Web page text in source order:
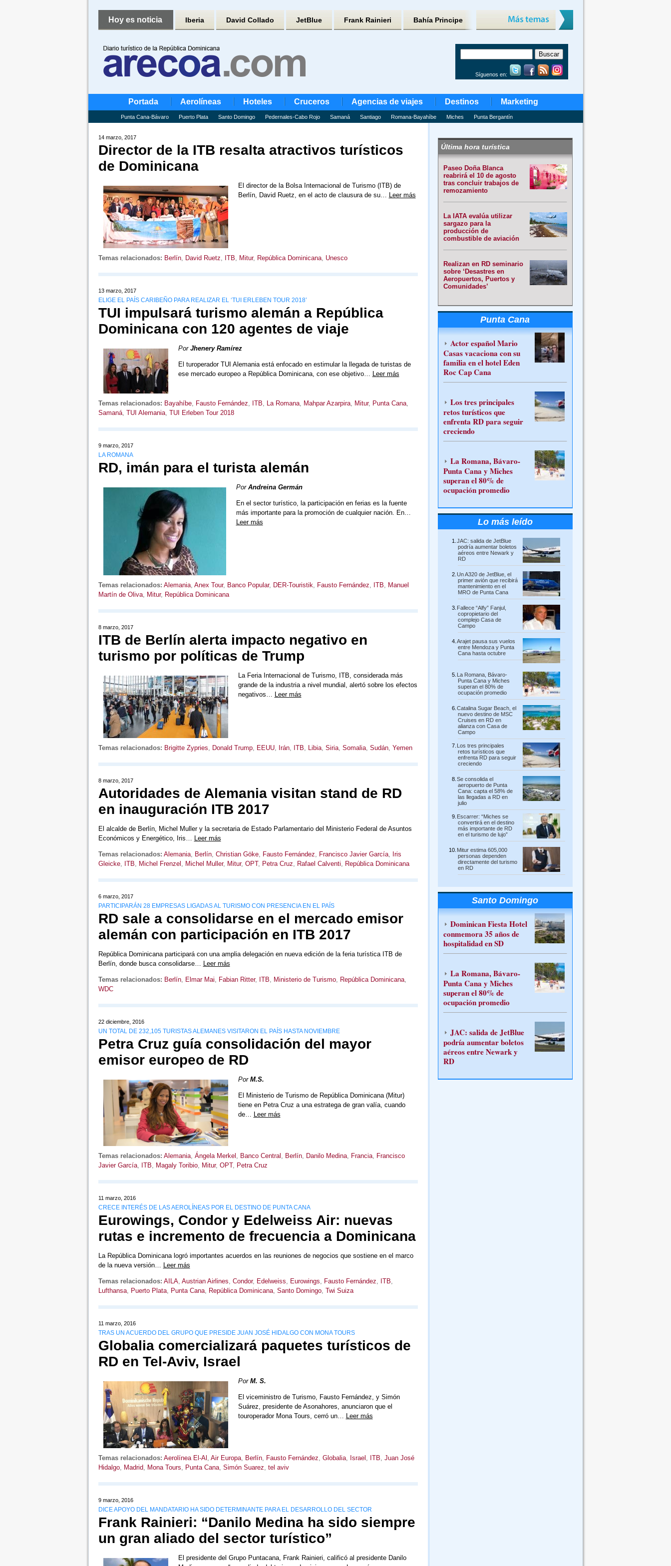
Hoy es noticia Iberia David Collado JetBlue Frank Rainieri Bahía Principe
Síguenos en:
Portada Aerolíneas Hoteles Cruceros Agencias de viajes Destinos Marketing
Punta Cana-Bávaro Puerto Plata Santo Domingo Pedernales-Cabo Rojo Samaná Santiago Romana-Bayahíbe Miches Punta Bergantín
14 marzo, 2017
Director de la ITB resalta atractivos turísticos
de Dominicana
El director de la Bolsa Internacional de Turismo (ITB) de
Berlín, David Ruetz, en el acto de clausura de su… Leer más
Temas relacionados: Berlín, David Ruetz, ITB, Mitur, República Dominicana, Unesco
13 marzo, 2017
ELIGE EL PAÍS CARIBEÑO PARA REALIZAR EL ‘TUI ERLEBEN TOUR 2018’
TUI impulsará turismo alemán a República
Dominicana con 120 agentes de viaje
Por Jhenery Ramírez
El turoperador TUI Alemania está enfocado en estimular la llegada de turistas de
ese mercado europeo a República Dominicana, con ese objetivo… Leer más
Temas relacionados: Bayahíbe, Fausto Fernández, ITB, La Romana, Mahpar Azarpira, Mitur, Punta Cana,
Samaná, TUI Alemania, TUI Erleben Tour 2018
9 marzo, 2017
LA ROMANA
RD, imán para el turista alemán
Por Andreina Germán
En el sector turístico, la participación en ferias es la fuente
más importante para la promoción de cualquier nación. En…
Leer más
Temas relacionados: Alemania, Anex Tour, Banco Popular, DER-Touristik, Fausto Fernández, ITB, Manuel
Martín de Oliva, Mitur, República Dominicana
8 marzo, 2017
ITB de Berlín alerta impacto negativo en
turismo por políticas de Trump
La Feria Internacional de Turismo, ITB, considerada más
grande de la industria a nivel mundial, alertó sobre los efectos
negativos… Leer más
Temas relacionados: Brigitte Zypries, Donald Trump, EEUU, Irán, ITB, Libia, Siria, Somalia, Sudán, Yemen
8 marzo, 2017
Autoridades de Alemania visitan stand de RD
en inauguración ITB 2017
El alcalde de Berlín, Michel Muller y la secretaria de Estado Parlamentario del Ministerio Federal de Asuntos
Económicos y Energético, Iris… Leer más
Temas relacionados: Alemania, Berlín, Christian Göke, Fausto Fernández, Francisco Javier García, Iris
Gleicke, ITB, Michel Frenzel , Michel Muller, Mitur, OPT, Petra Cruz, Rafael Calventi, República Dominicana
6 marzo, 2017
PARTICIPARÁN 28 EMPRESAS LIGADAS AL TURISMO CON PRESENCIA EN EL PAÍS
RD sale a consolidarse en el mercado emisor
alemán con participación en ITB 2017
República Dominicana participará con una amplia delegación en nueva edición de la feria turística ITB de
Berlín, donde busca consolidarse… Leer más
Temas relacionados: Berlín, Elmar Mai, Fabian Ritter, ITB, Ministerio de Turismo, República Dominicana,
WDC
22 diciembre, 2016
UN TOTAL DE 232,105 TURISTAS ALEMANES VISITARON EL PAÍS HASTA NOVIEMBRE
Petra Cruz guía consolidación del mayor
emisor europeo de RD
Por M.S.
El Ministerio de Turismo de República Dominicana (Mitur)
tiene en Petra Cruz a una estratega de gran valía, cuando
de… Leer más
Temas relacionados: Alemania, Ángela Merkel , Banco Central , Berlín, Danilo Medina, Francia, Francisco
Javier García, ITB, Magaly Toribio, Mitur, OPT, Petra Cruz
11 marzo, 2016
CRECE INTERÉS DE LAS AEROLÍNEAS POR EL DESTINO DE PUNTA CANA
Eurowings, Condor y Edelweiss Air: nuevas
rutas e incremento de frecuencia a Dominicana
La República Dominicana logró importantes acuerdos en las reuniones de negocios que sostiene en el marco
de la nueva versión… Leer más
Temas relacionados: AILA, Austrian Airlines, Condor, Edelweiss, Eurowings, Fausto Fernández, ITB,
Lufthansa, Puerto Plata, Punta Cana, República Dominicana, Santo Domingo, Twi Suiza
11 marzo, 2016
TRAS UN ACUERDO DEL GRUPO QUE PRESIDE JUAN JOSÉ HIDALGO CON MONA TOURS
Globalia comercializará paquetes turísticos de
RD en Tel-Aviv, Israel
Por M. S.
El viceministro de Turismo, Fausto Fernández, y Simón
Suárez, presidente de Asonahores, anunciaron que el
touroperador Mona Tours, cerró un… Leer más
Temas relacionados: Aerolínea El-Al Air Europa, Berlín, Fausto Fernández Globalia, Israel ITB Juan José
Hidalgo, Madrid, Mona Tours Punta Cana, Simón Suarez tel aviv
9 marzo, 2016
DICE APOYO DEL MANDATARIO HA SIDO DETERMINANTE PARA EL DESARROLLO DEL SECTOR
Frank Rainieri: “Danilo Medina ha sido siempre
un gran aliado del sector turístico”
El presidente del Grupo Puntacana, Frank Rainieri, calificó al presidente Danilo
Última hora turística
Paseo Doña Blanca
reabrirá el 10 de agosto
tras concluir trabajos de
remozamiento
La IATA evalúa utilizar
sargazo para la
producción de
combustible de aviación
Realizan en RD seminario
sobre ‘Desastres en
Aeropuertos, Puertos y
Comunidades’
Punta Cana
Actor español Mario
Casas vacaciona con su
familia en el hotel Eden
Roc Cap Cana
Los tres principales
retos turísticos que
enfrenta RD para seguir
creciendo
La Romana, Bávaro-
Punta Cana y Miches
superan el 80% de
ocupación promedio
Lo más leído
JAC: salida de JetBlue
podría aumentar boletos
aéreos entre Newark y
RD
Un A320 de JetBlue, el
primer avión que recibirá
mantenimiento en el
MRO de Punta Cana
Fallece “Alfy” Fanjul,
copropietario del
complejo Casa de
Campo
Arajet pausa sus vuelos
entre Mendoza y Punta
Cana hasta octubre
La Romana, Bávaro-
Punta Cana y Miches
superan el 80% de
ocupación promedio
Catalina Sugar Beach, el
nuevo destino de MSC
Cruises en RD en
alianza con Casa de
Campo
Los tres principales
retos turísticos que
enfrenta RD para seguir
creciendo
Se consolida el
aeropuerto de Punta
Cana: capta el 58% de
las llegadas a RD en
julio
Escarrer: “Miches se
convertirá en el destino
más importante de RD
en el turismo de lujo”
Mitur estima 605,000
personas dependen
directamente del turismo
en RD
Santo Domingo
Dominican Fiesta Hotel
conmemora 35 años de
hospitalidad en SD
La Romana, Bávaro-
Punta Cana y Miches
superan el 80% de
ocupación promedio
JAC: salida de JetBlue
podría aumentar boletos
aéreos entre Newark y
RD